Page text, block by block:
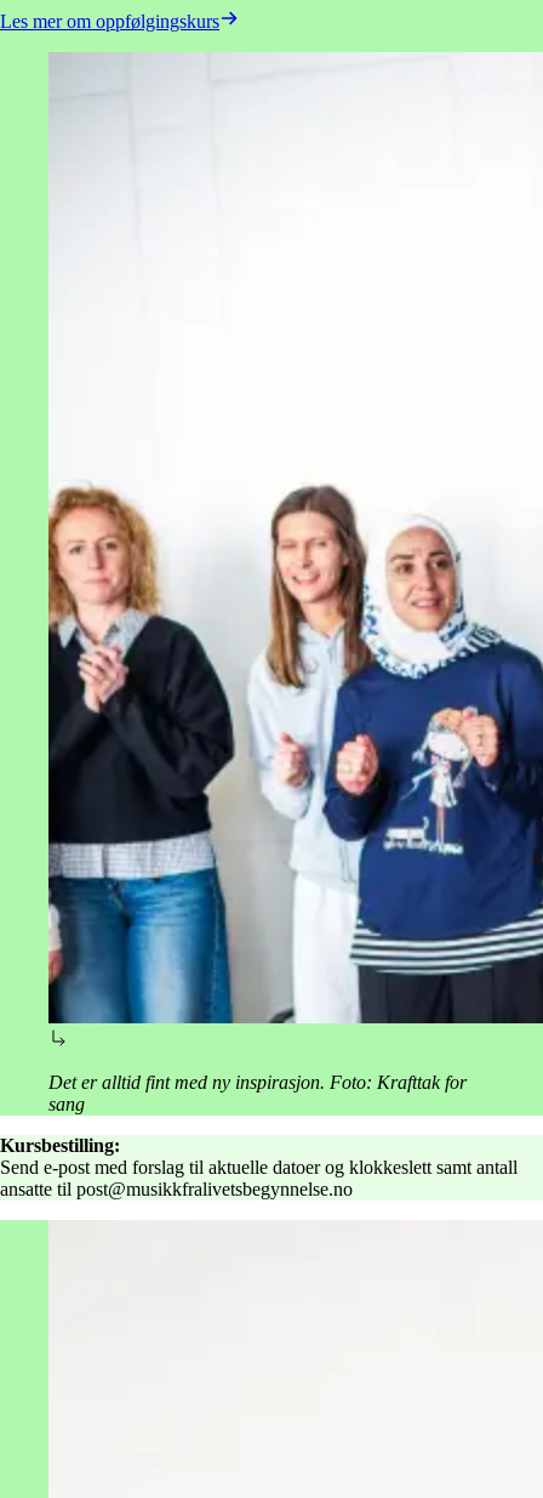
Les mer om oppfølgingskurs
Det er alltid fint med ny inspirasjon. Foto: Krafttak for
sang
Kursbestilling:
Send e-post med forslag til aktuelle datoer og klokkeslett samt antall
ansatte til post@musikkfralivetsbegynnelse.no